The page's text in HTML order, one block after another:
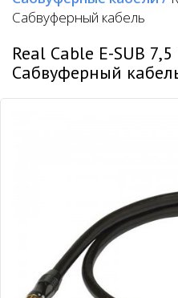
Сабвуферный кабель
Real Cable E-SUB 7,5
Сабвуферный